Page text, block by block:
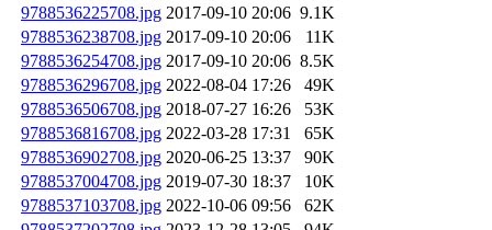
9788536225708.jpg 2017-09-10 20:06 9.1K
9788536238708.jpg 2017-09-10 20:06
11K
9788536254708.jpg 2017-09-10 20:06 8.5K
9788536296708.jpg 2022-08-04 17:26
49K
9788536506708.jpg 2018-07-27 16:26
53K
9788536816708.jpg 2022-03-28 17:31
65K
9788536902708.jpg 2020-06-25 13:37
90K
9788537004708.jpg 2019-07-30 18:37
10K
9788537103708.jpg 2022-10-06 09:56
62K